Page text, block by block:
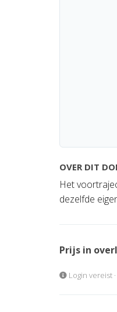
OVER DIT
Het
dezelfde
Prijs in
Login vereist ·